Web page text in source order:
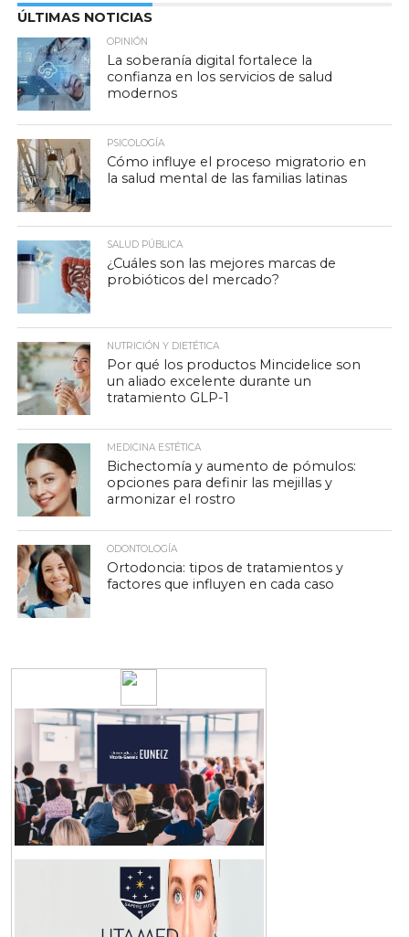
ÚLTIMAS NOTICIAS
OPINIÓN
La soberanía digital fortalece la
confianza en los servicios de salud
modernos
PSICOLOGÍA
Cómo influye el proceso migratorio en
la salud mental de las familias latinas
SALUD PÚBLICA
¿Cuáles son las mejores marcas de
probióticos del mercado?
NUTRICIÓN Y DIETÉTICA
Por qué los productos Mincidelice son
un aliado excelente durante un
tratamiento GLP-1
MEDICINA ESTÉTICA
Bichectomía y aumento de pómulos:
opciones para definir las mejillas y
armonizar el rostro
ODONTOLOGÍA
Ortodoncia: tipos de tratamientos y
factores que influyen en cada caso